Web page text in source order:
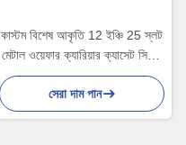
কাস্টম বিশেষ আকৃতি 12 ইঞ্চি 25 স্লট
মেটাল ওয়েফার ক্যারিয়ার ক্যাসেট সিরিজ
পণ্য ওয়েফার উত্পাদনে ব্যবহৃত হয়
সেরা দাম পান